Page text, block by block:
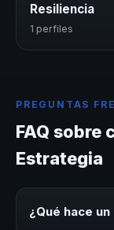
Resiliencia
1 perfiles
PREGUNTAS
FAQ sobre
Estrategia
¿Qué hace